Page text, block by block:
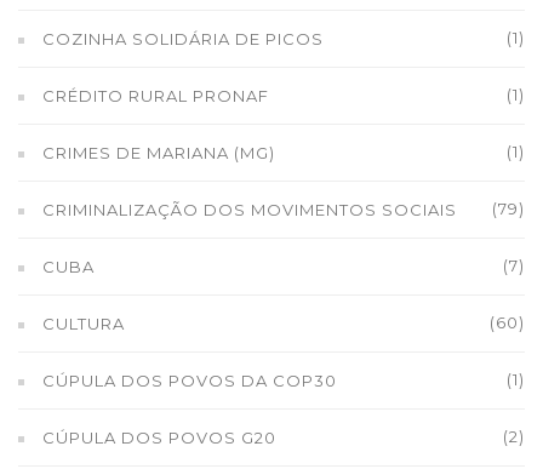
COZINHA SOLIDÁRIA DE PICOS (1)
CRÉDITO RURAL PRONAF (1)
CRIMES DE MARIANA (MG) (1)
CRIMINALIZAÇÃO DOS MOVIMENTOS SOCIAIS (79)
CUBA (7)
CULTURA (60)
CÚPULA DOS POVOS DA COP30 (1)
CÚPULA DOS POVOS G20 (2)